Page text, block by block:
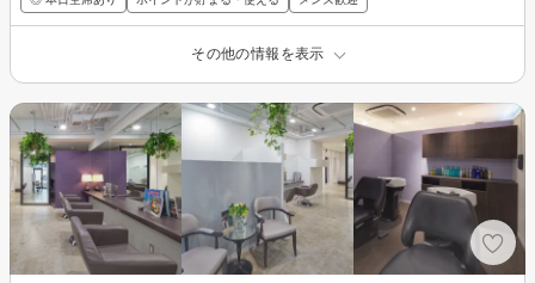
その他の情報を表示